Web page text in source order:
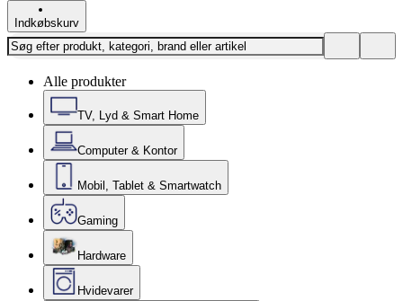
Indkøbskurv
Alle produkter
TV, Lyd & Smart Home
Computer & Kontor
Mobil, Tablet & Smartwatch
Gaming
Hardware
Hvidevarer